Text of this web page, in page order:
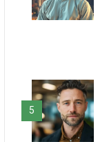
5